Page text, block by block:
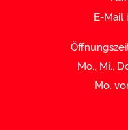
E-Mail
Mo., Mi.,
Mo.